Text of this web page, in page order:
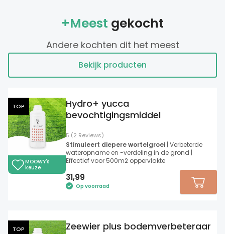
+Meest gekocht
Andere kochten dit het meest
Bekijk producten
TOP
MOOWY's
keuze
5 (2 Reviews)
Hydro+ yucca
bevochtigingsmiddel
Stimuleert diepere wortelgroei | Verbeterde
wateropname en -verdeling in de grond |
Effectief voor 500m2 oppervlakte
31,99
Op voorraad
TOP Zeewier plus bodemverbeteraar